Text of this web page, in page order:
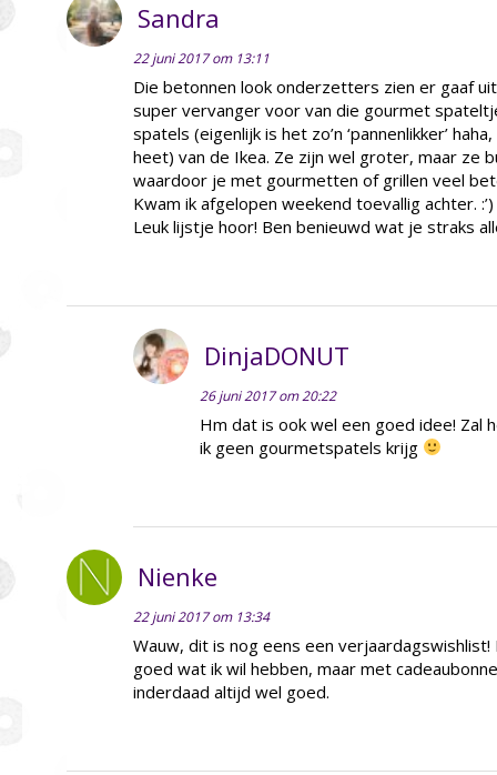
Sandra
22 juni 2017 om 13:11
Die betonnen look onderzetters zien er gaaf
super vervanger voor van die gourmet
spatels (eigenlijk is het zo’n ‘pannenlikker’
heet) van de Ikea. Ze zijn wel groter, maar ze
waardoor je met gourmetten of grillen veel
Kwam ik afgelopen weekend toevallig achter. :’)
Leuk lijstje hoor! Ben benieuwd wat je straks
DinjaDONUT
26 juni 2017 om 20:22
Hm dat is ook wel een goed idee! Zal
ik geen gourmetspatels krijg
Nienke
22 juni 2017 om 13:34
Wauw, dit is nog eens een
goed wat ik wil hebben, maar met
inderdaad altijd wel goed.